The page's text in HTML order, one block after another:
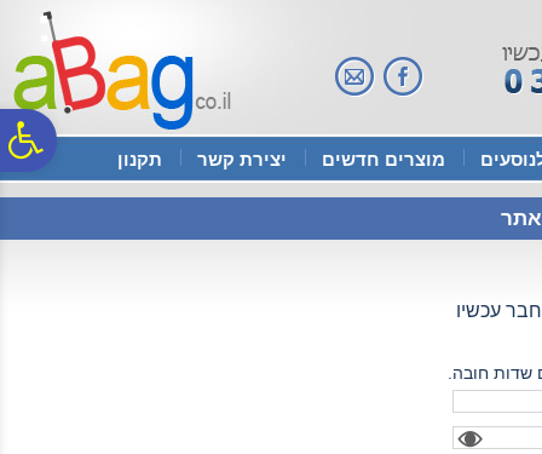
מוצרים חדשים יצירת קשר תקנון
עכשיו
שדות חובה.